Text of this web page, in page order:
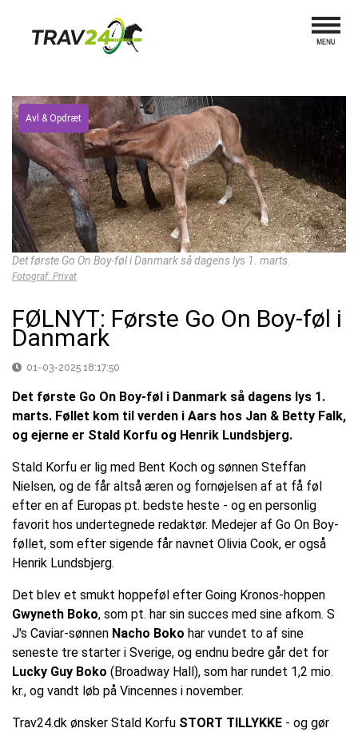
Avl & Opdræt
Det første Go On Boy-føl i Danmark så dagens lys 1. marts.
Fotograf: Privat
FØLNYT: Første Go On Boy-føl i
Danmark
01-03-2025 18:17:50
Det første Go On Boy-føl i Danmark så dagens lys 1.
marts. Føllet kom til verden i Aars hos Jan & Betty Falk,
og ejerne er Stald Korfu og Henrik Lundsbjerg.
Stald Korfu er lig med Bent Koch og sønnen Steffan
Nielsen, og de får altså æren og fornøjelsen af at få føl
efter en af Europas pt. bedste heste - og en personlig
favorit hos undertegnede redaktør. Medejer af Go On Boy-
føllet, som efter sigende får navnet Olivia Cook, er også
Henrik Lundsbjerg.
Det blev et smukt hoppeføl efter Going Kronos-hoppen
Gwyneth Boko, som pt. har sin succes med sine afkom. S
J's Caviar-sønnen Nacho Boko har vundet to af sine
seneste tre starter i Sverige, og endnu bedre går det for
Lucky Guy Boko (Broadway Hall), som har rundet 1,2 mio.
kr., og vandt løb på Vincennes i november.
Trav24.dk ønsker Stald Korfu STORT TILLYKKE - og gør